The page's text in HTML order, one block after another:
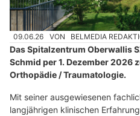
09.06.26 VON BELMEDIA
Das Spitalzentrum Oberwallis
Schmid per 1. Dezember 2026
Orthopädie / Traumatologie.
Mit seiner ausgewiesenen
langjährigen klinischen